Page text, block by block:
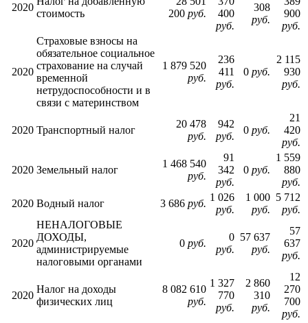
2020
стоимость
200 руб.
400
руб.
308
руб.
900
руб.
2020
Страховые взносы на
обязательное социальное
страхование на случай
временной
нетрудоспособности и в
связи с материнством
1 879 520
руб.
236
411
руб.
0 руб.
2 115
930
руб.
2020 Транспортный налог
20 478
руб.
942
руб.
0 руб.
21
420
руб.
2020 Земельный налог
1 468 540
руб.
91
342
руб.
0 руб.
1 559
880
руб.
2020 Водный налог 3 686 руб.
1 026
руб.
1 000
руб.
5 712
руб.
2020
НЕНАЛОГОВЫЕ
ДОХОДЫ,
администрируемые
налоговыми органами
0 руб.
0
руб.
57 637
руб.
57
637
руб.
2020
Налог на доходы
физических лиц
8 082 610
руб.
1 327
770
руб.
2 860
310
руб.
12
270
700
руб.